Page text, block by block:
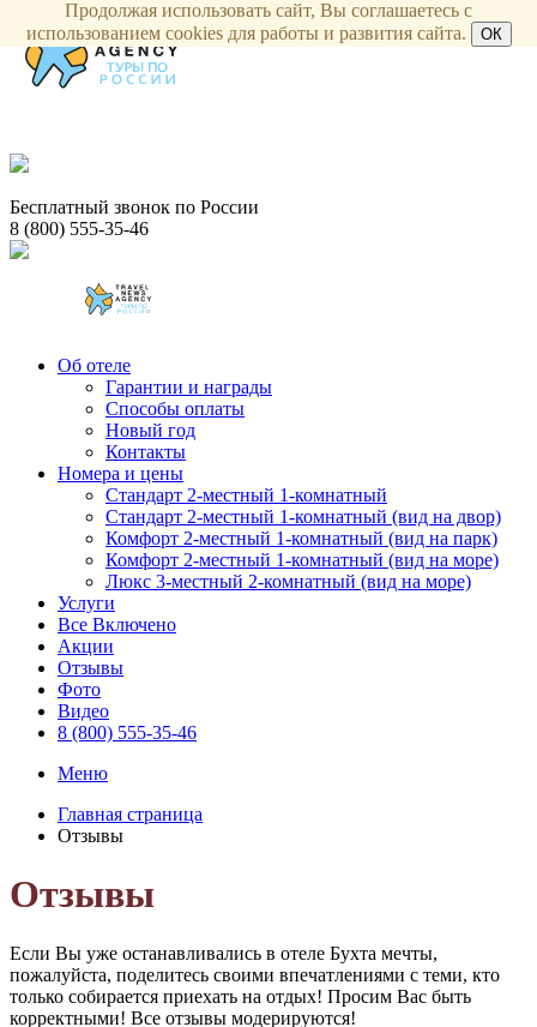
Бесплатный звонок по России
8 (800) 555-35-46
Об отеле
Гарантии и награды
Способы оплаты
Новый год
Контакты
Номера и цены
Стандарт 2-местный 1-комнатный
Стандарт 2-местный 1-комнатный (вид на двор)
Комфорт 2-местный 1-комнатный (вид на парк)
Комфорт 2-местный 1-комнатный (вид на море)
Люкс 3-местный 2-комнатный (вид на море)
Услуги
Все Включено
Акции
Отзывы
Фото
Видео
8 (800) 555-35-46
Меню
Главная страница
Отзывы
Отзывы
Если Вы уже останавливались в отеле Бухта мечты,
пожалуйста, поделитесь своими впечатлениями с теми, кто
только собирается приехать на отдых! Просим Вас быть
корректными! Все отзывы модерируются!
Продолжая использовать сайт, Вы соглашаетесь с
использованием cookies для работы и развития сайта.
ОК